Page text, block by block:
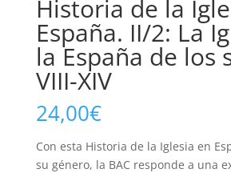
Historia de la
España. II/2: La
la España de los
VIII-XIV
24,00€
Con esta Historia de la Iglesia en
su género, la BAC responde a una